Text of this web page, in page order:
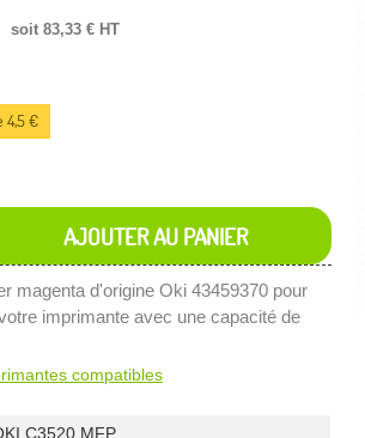
soit 83,33 € HT
4,5 €
AJOUTER AU PANIER
magenta d'origine Oki 43459370 pour
imprimante avec une capacité de
compatibles
C3520 MFP